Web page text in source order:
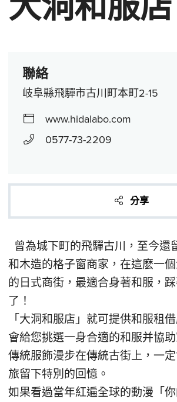
大洞和服店
聯絡
岐阜縣飛驒市古川町本町2-15
www.hidalabo.com
0577-73-2209
分享
曾為城下町的飛驒古川，至今還
和木造的格子窗商家，在這麽一
的日式商街，最適合身著和服，
了！
「大洞和服店」就可提供和服租
會給您挑選一身合適的和服并協
傳統服飾漫步在傳統古街上，一
旅留下特別的回憶。
如果看過當年紅遍全球的動漫「